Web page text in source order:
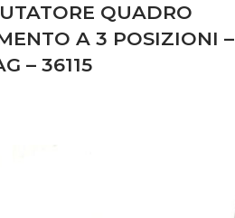
QUADRO
A 3 POSIZIONI –
– 36115